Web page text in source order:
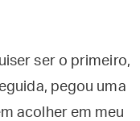
ser o primeiro,
pegou uma
acolher em meu